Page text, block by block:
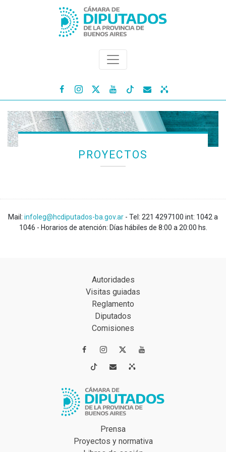
   
PROYECTOS
Mail: infoleg@hcdiputados-ba.gov.ar - Tel: 221 4297100 int: 1042 a
1046 - Horarios de atención: Días hábiles de 8:00 a 20:00 hs.
Autoridades
Visitas guiadas
Reglamento
Diputados
Comisiones
 
 
Prensa
Proyectos y normativa